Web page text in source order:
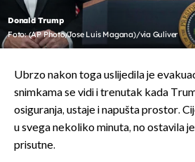
Donald Trump
Foto: (AP Photo/Jose Luis Magana)/via Guliver
Ubrzo nakon toga uslijedila je
snimkama se vidi i trenutak kada
osiguranja, ustaje i napušta prostor.
u svega nekoliko minuta, no ostavila
prisutne.